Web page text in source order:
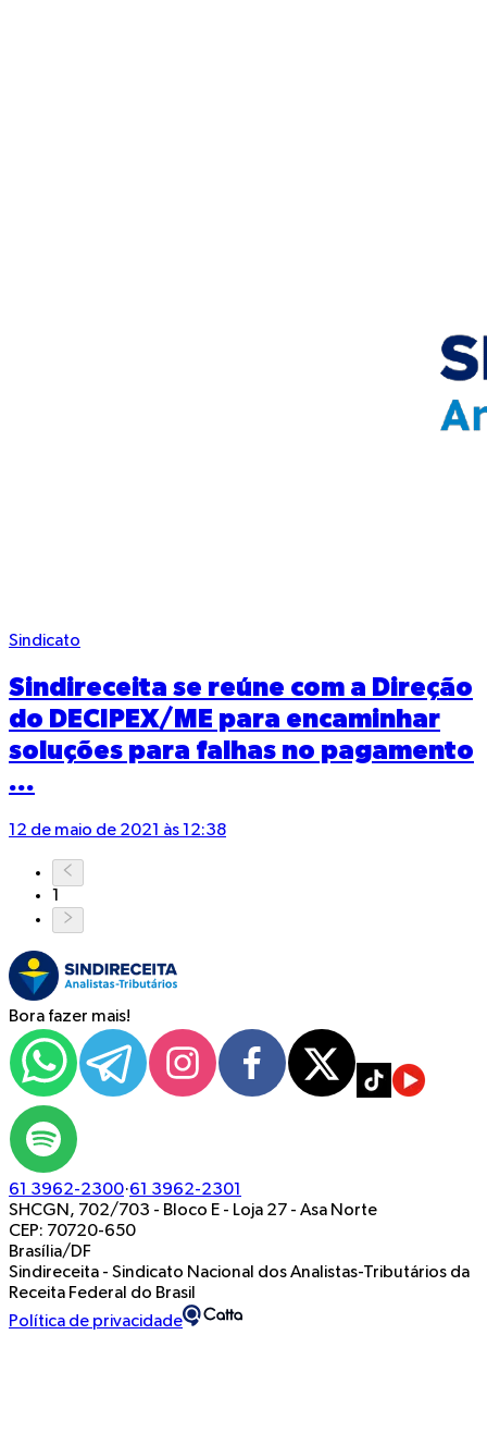
Sindicato
Sindireceita se reúne com a Direção
do DECIPEX/ME para encaminhar
soluções para falhas no pagamento
...
12 de maio de 2021 às 12:38
1
Bora fazer mais!
61 3962-2300·61 3962-2301
SHCGN, 702/703 - Bloco E - Loja 27 - Asa Norte
CEP: 70720-650
Brasília/DF
Sindireceita - Sindicato Nacional dos Analistas-Tributários da
Receita Federal do Brasil
Política de privacidade